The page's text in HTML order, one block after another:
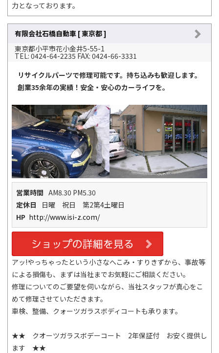
力となっております。
有限会社石橋自動車 [ 東京都 ]
東京都小平市花小金井5-55-1
TEL: 0424-64-2235 FAX: 0424-66-3331
リサイクルパーツで修理可能です。持ち込みも歓迎します。
創業35余年の実績！安全・安心のカーライフを。
アッ!やっちゃったという小さなへこみ・すりきずから、事故等
による損傷も、まずは当社までお気軽にご相談ください。
修理についてのご要望を伺いながら、当社スタッフが真心をこ
めて修理させていただきます。
車検、整備、クォーツガラスボディコートも承ります。
★★ クオーツガラスボデーコート 2年保証付 お安く提供し
ます ★★
営業時間 AM8.30 PM5.30
定休日
日曜 祝日 第2第4土曜日
HP http://www.isi-z.com/